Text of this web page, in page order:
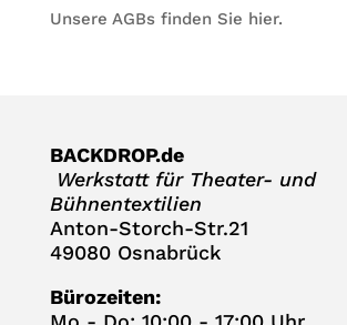
Unsere AGBs fin­den Sie hier.
BACKDROP.de
Werk­statt für Thea­ter- und
Bühnentextilien
Anton-Storch-Str.21
49080 Osnabrück
Büro­zei­ten: